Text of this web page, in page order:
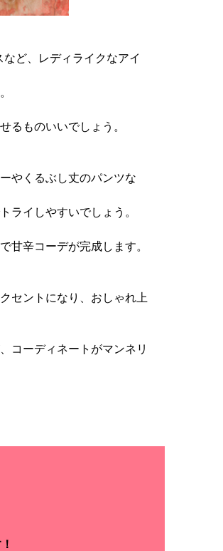
ど、レディライクなアイ
るものいいでしょう。
やくるぶし丈のパンツな
ライしやすいでしょう。
甘辛コーデが完成します。
セントになり、おしゃれ上
コーディネートがマンネリ